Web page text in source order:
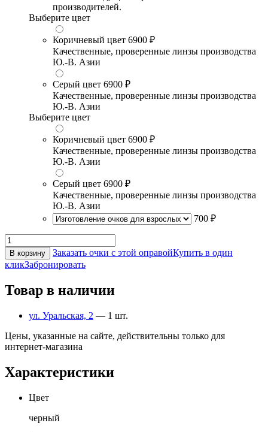
производителей.
Выберите цвет
Коричневый цвет 6900 ₽
Качественные, проверенные линзы производства
Ю.-В. Азии
Серый цвет 6900 ₽
Качественные, проверенные линзы производства
Ю.-В. Азии
Выберите цвет
Коричневый цвет 6900 ₽
Качественные, проверенные линзы производства
Ю.-В. Азии
Серый цвет 6900 ₽
Качественные, проверенные линзы производства
Ю.-В. Азии
700 ₽
В корзину Заказать очки с этой оправойКупить в один
кликЗабронировать
Товар в наличии
ул. Уральская, 2 — 1 шт.
Цены, указанные на сайте, действительны только для
интернет-магазина
Характеристики
Цвет
черный